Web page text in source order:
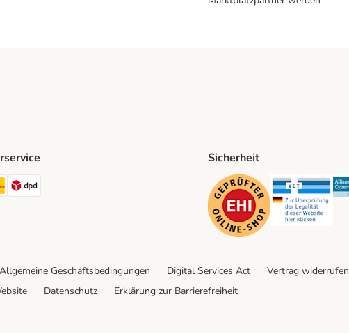
Method
DHL Shipping Method
Sicherheit
Security
Allgemeine Geschäftsbedingungen Digital Services Act Vertrag widerrufen
Datenschutz Erklärung zur Barrierefreiheit